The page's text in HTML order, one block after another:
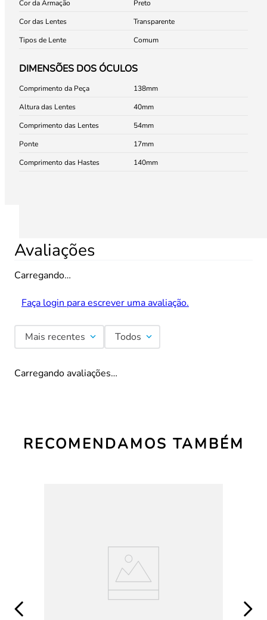
Cor da Armação
Preto
Cor das Lentes
Transparente
Tipos de Lente
Comum
DIMENSÕES DOS ÓCULOS
Comprimento da Peça
138
Altura das Lentes
40
Comprimento das Lentes
54
Ponte
17
Comprimento das Hastes
140
Avaliações
Carregando…
Faça login para escrever uma avaliação.
Mais recentes Todos
Carregando avaliações…
RECOMENDAMOS TAMBÉM